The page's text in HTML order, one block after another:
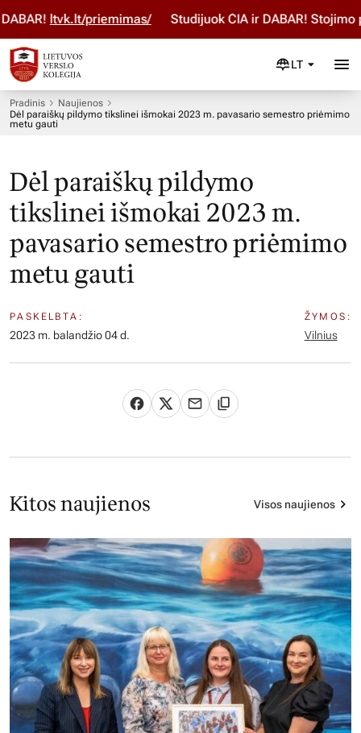
ltvk.lt/priemimas/ Studijuok ČIA ir DABAR! Stojimo
LT
Pradinis
Naujienos
Dėl paraiškų pildymo tikslinei išmokai 2023 m. pavasario semestro priėmimo
metu gauti
Dėl paraiškų pildymo
tikslinei išmokai 2023 m.
pavasario semestro priėmimo
metu gauti
PASKELBTA:
2023 m. balandžio 04 d.
ŽYMOS:
Vilnius
Kitos naujienos Visos naujienos